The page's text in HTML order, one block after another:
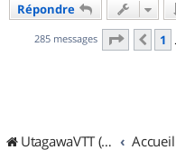
Répondre
285 messages Page 18
1
UtagawaVTT (Randos VTT et VTTAE avec traces GPS)